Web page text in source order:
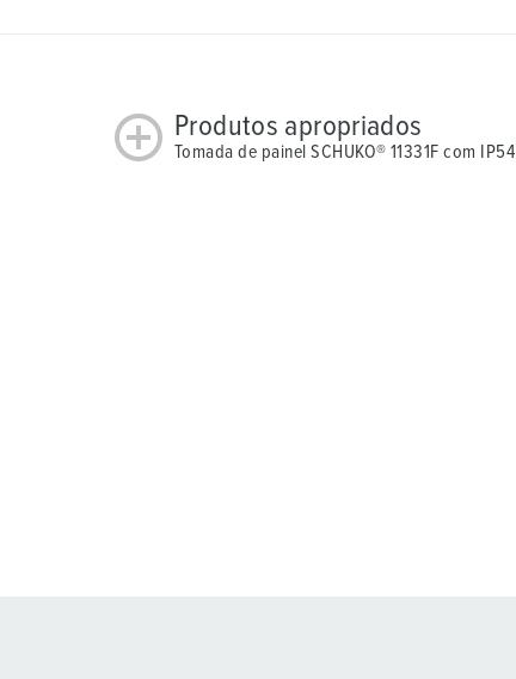
Produtos apropriados
Tomada de painel SCHUKO® 11331F com IP54